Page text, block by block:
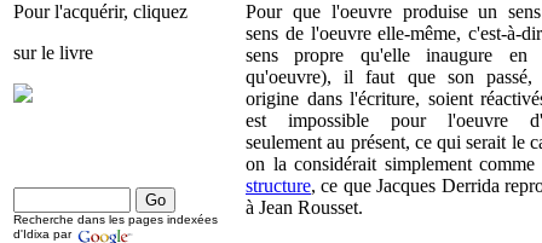
Pour l'acquérir, cliquez
sur le livre
Pour que l'oeuvre produise un
sens de l'oeuvre elle-même, c'est-à-
sens propre qu'elle inaugure en
qu'oeuvre), il faut que son passé,
origine dans l'écriture, soient
est impossible pour l'oeuvre
seulement au présent, ce qui serait le
on la considérait simplement comme
structure, ce que Jacques Derrida
à Jean Rousset.
Recherche dans les pages indexées
d'Idixa par